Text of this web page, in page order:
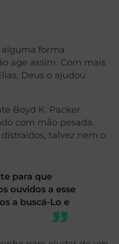
forma
age assim. Com mais
Deus o ajudou
Boyd K. Packer
com mão pesada.
talvez nem o
para que
ouvidos a esse
a buscá-Lo e